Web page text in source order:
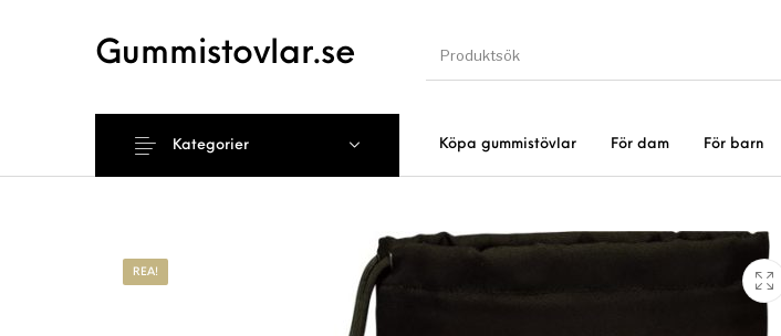
Gummistovlar.se
Köpa gummistövlar För dam För barn
Kategorier
REA!